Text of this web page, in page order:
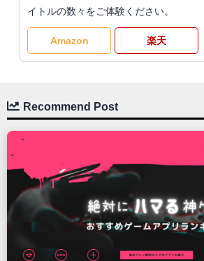
イトルの数々をご体験ください。
Amazon 楽天
Recommend Post